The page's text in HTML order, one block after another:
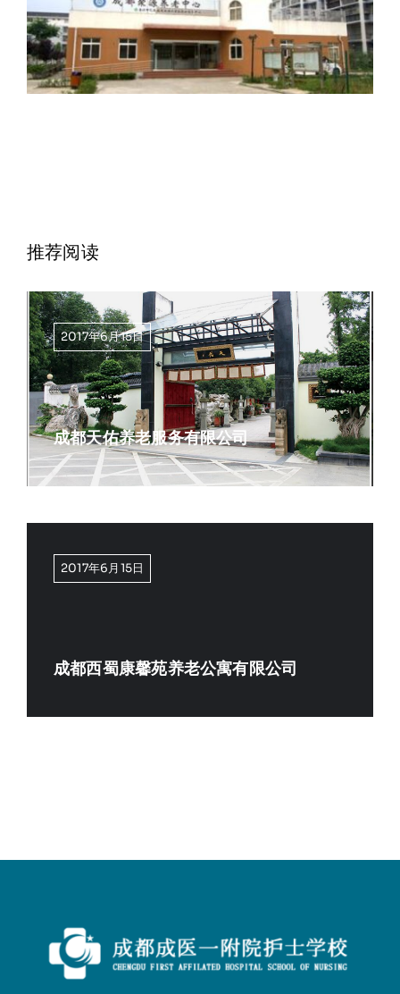
推荐阅读
2017年6月15日
成都天佑养老服务有限公司
2017年6月15日
成都西蜀康馨苑养老公寓有限公司